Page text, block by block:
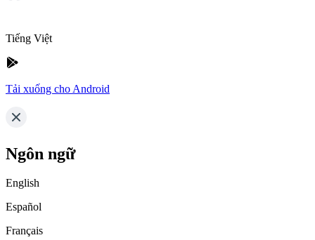
Tiếng Việt
Tải xuống cho Android
Ngôn ngữ
English
Español
Français